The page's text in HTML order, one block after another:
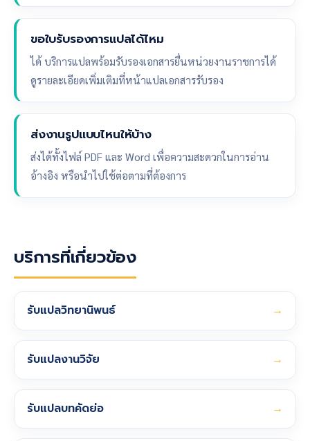
ขอใบรับรองการแปลได้ไหม
ได้ บริการแปลพร้อมรับรองเอกสารยื่นหน่วยงานราชการได้
ดูรายละเอียดเพิ่มเติมที่หน้าแปลเอกสารรับรอง
ส่งงานรูปแบบไหนให้บ้าง
ส่งได้ทั้งไฟล์ PDF และ Word เพื่อความสะดวกในการอ่าน
อ้างอิง หรือนำไปใช้ต่อตามที่ต้องการ
บริการที่เกี่ยวข้อง
รับแปลวิทยานิพนธ์ →
รับแปลงานวิจัย →
รับแปลบทคัดย่อ →